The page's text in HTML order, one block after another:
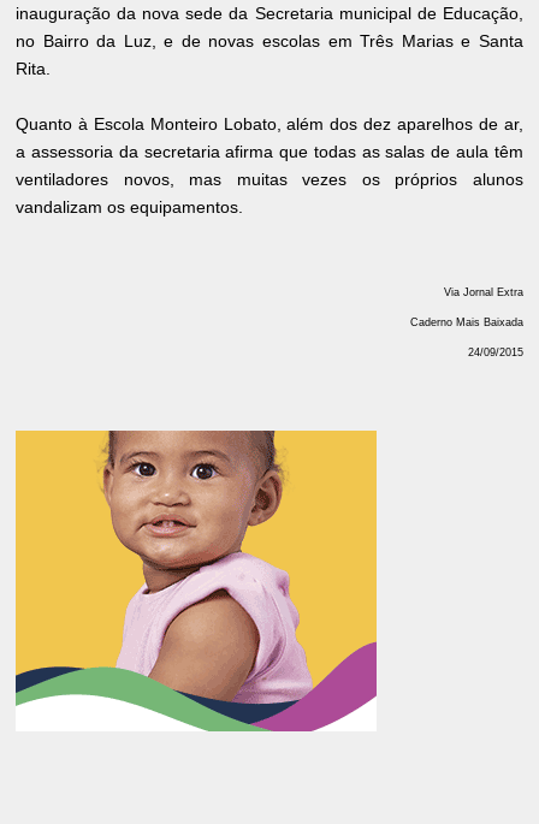
inauguração da nova sede da Secretaria municipal de Educação,
no Bairro da Luz, e de novas escolas em Três Marias e Santa
Rita.
Quanto à Escola Monteiro Lobato, além dos dez aparelhos de ar,
a assessoria da secretaria afirma que todas as salas de aula têm
ventiladores novos, mas muitas vezes os próprios alunos
vandalizam os equipamentos.
Via Jornal Extra
Caderno Mais Baixada
24/09/2015